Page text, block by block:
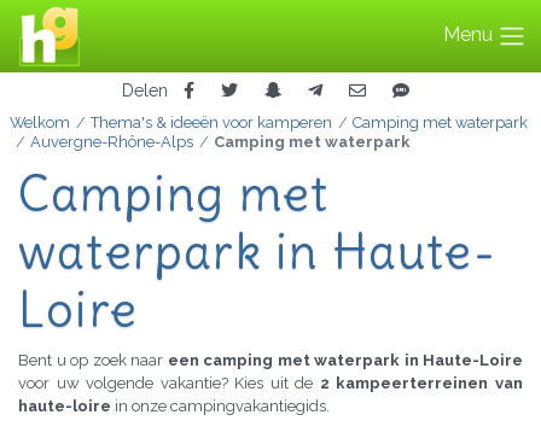
Menu
Delen
Welkom Thema's & ideeën voor kamperen
Camping met waterpark
Auvergne-Rhône-Alps
Camping met waterpark
Camping met
waterpark in Haute-
Loire
Bent u op zoek naar een camping met waterpark in Haute-Loire
voor uw volgende vakantie? Kies uit de 2 kampeerterreinen van
haute-loire in onze campingvakantiegids.